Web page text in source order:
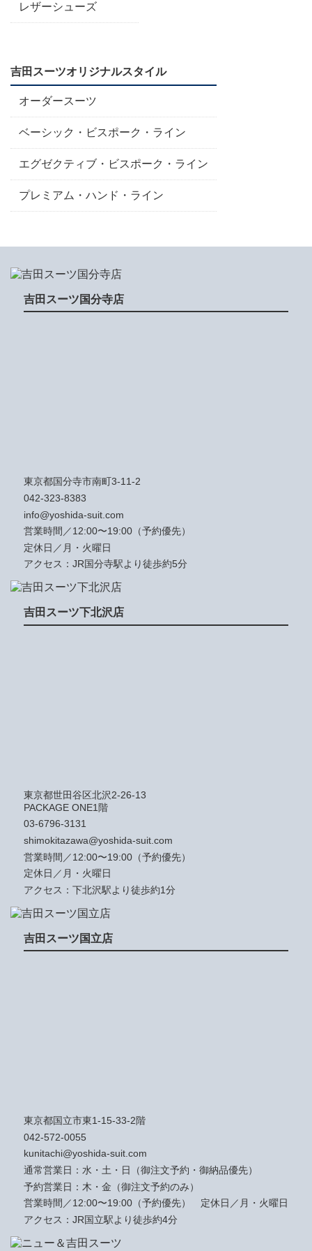
レザーシューズ
吉田スーツオリジナルスタイル
オーダースーツ
ベーシック・ビスポーク・ライン
エグゼクティブ・ビスポーク・ライン
プレミアム・ハンド・ライン
吉田スーツ国分寺店
東京都国分寺市南町3-11-2
042-323-8383
info@yoshida-suit.com
営業時間／12:00〜19:00（予約優先）
定休日／月・火曜日
アクセス：JR国分寺駅より徒歩約5分
吉田スーツ下北沢店
東京都世田谷区北沢2-26-13
PACKAGE ONE1階
03-6796-3131
shimokitazawa@yoshida-suit.com
営業時間／12:00〜19:00（予約優先）
定休日／月・火曜日
アクセス：下北沢駅より徒歩約1分
吉田スーツ国立店
東京都国立市東1-15-33-2階
042-572-0055
kunitachi@yoshida-suit.com
通常営業日：水・土・日（御注文予約・御納品優先）
予約営業日：木・金（御注文予約のみ）
営業時間／12:00〜19:00（予約優先） 定休日／月・火曜日
アクセス：JR国立駅より徒歩約4分